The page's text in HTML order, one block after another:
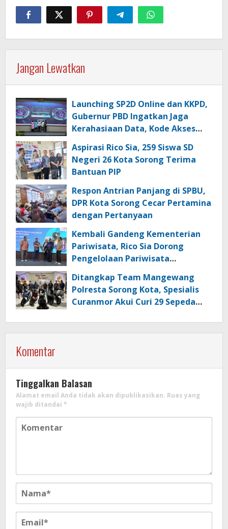
Jangan Lewatkan
Launching SP2D Online dan KKPD,
Gubernur PBD Ingatkan Jaga
Kerahasiaan Data, Kode Akses
Aspirasi Rico Sia, 259 Siswa SD
Negeri 26 Kota Sorong Terima
Bantuan PIP
Respon Antrian Panjang di SPBU,
DPR Kota Sorong Cecar Pertamina
dengan Pertanyaan
Kembali Gandeng Kementerian
Pariwisata, Rico Sia Dorong
Pengelolaan Pariwisata
Ditangkap Team Mangewang
Polresta Sorong Kota, Spesialis
Curanmor Akui Curi 29 Sepeda
Komentar
Tinggalkan Balasan
Alamat email Anda tidak akan dipublikasikan. Ruas yang
wajib ditandai *